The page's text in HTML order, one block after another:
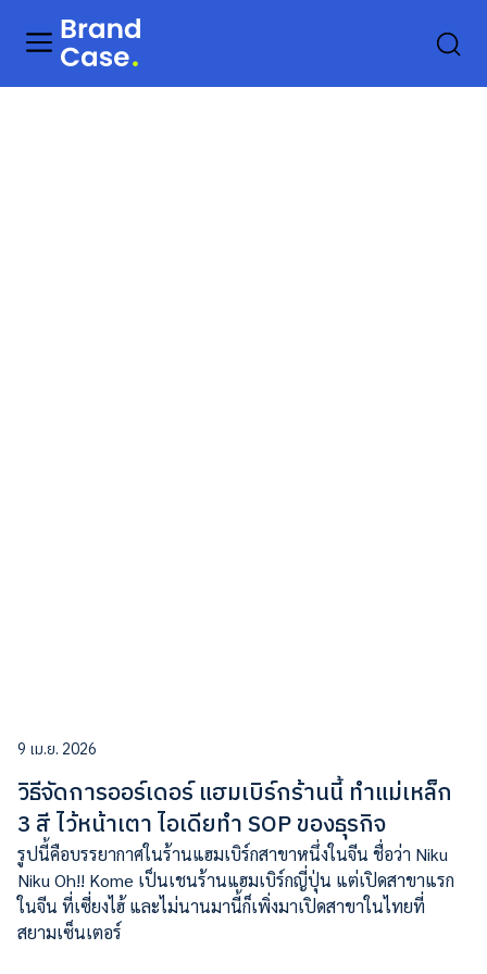
9 เม.ย. 2026
วิธีจัดการออร์เดอร์ แฮมเบิร์กร้านนี้ ทำแม่เหล็ก
3 สี ไว้หน้าเตา ไอเดียทำ SOP ของธุรกิจ
รูปนี้คือบรรยากาศในร้านแฮมเบิร์กสาขาหนึ่งในจีน ชื่อว่า Niku
Niku Oh!! Kome เป็นเชนร้านแฮมเบิร์กญี่ปุ่น แต่เปิดสาขาแรก
ในจีน ที่เซี่ยงไฮ้ และไม่นานมานี้ก็เพิ่งมาเปิดสาขาในไทยที่
สยามเซ็นเตอร์